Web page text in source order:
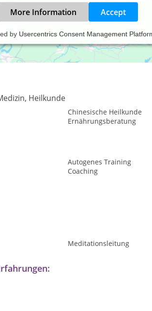
More Information Accept
by Usercentrics Consent Management
Heilkunde
Chinesische Heilkunde
Ernährungsberatung
Autogenes Training
Coaching
Meditationsleitung